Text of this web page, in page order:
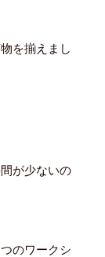
を揃えまし
が少ないの
のワークシ